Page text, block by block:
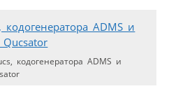
кодогенератора ADMS и